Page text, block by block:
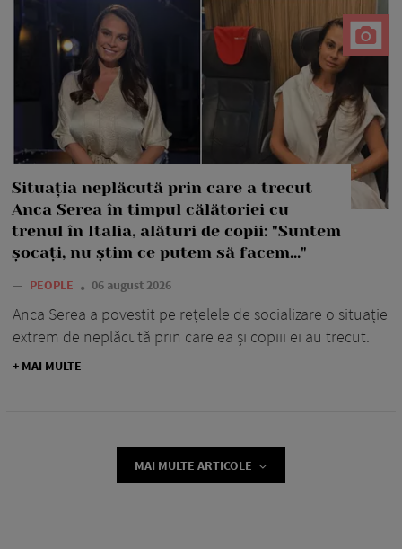
Situația neplăcută prin care a trecut
Anca Serea în timpul călătoriei cu
trenul în Italia, alături de copii: "Suntem
șocați, nu știm ce putem să facem..."
— PEOPLE 06 august 2026
Anca Serea a povestit pe rețelele de socializare o situație
extrem de neplăcută prin care ea și copiii ei au trecut.
+ MAI MULTE
MAI MULTE ARTICOLE